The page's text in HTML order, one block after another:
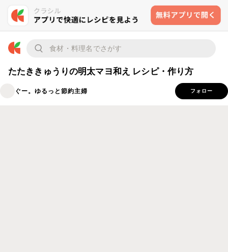
たたききゅうりの明太マヨ和え レシピ・作り方
ぐー。ゆるっと節約主婦 フォロー